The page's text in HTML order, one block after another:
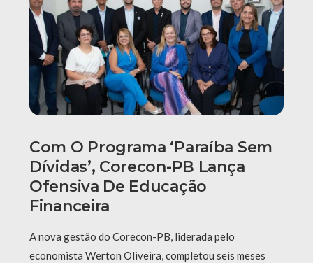
Com O Programa ‘Paraíba Sem
Dívidas’, Corecon-PB Lança
Ofensiva De Educação
Financeira
A nova gestão do Corecon-PB, liderada pelo
economista Werton Oliveira, completou seis meses